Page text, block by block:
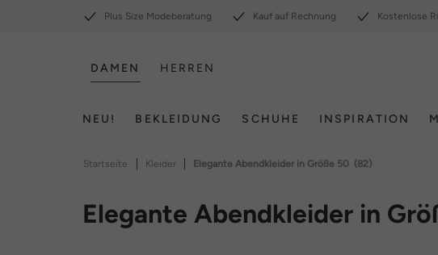
Plus Size Modeberatung Kauf auf Rechnung Kostenlose
DAMEN HERREN
NEU! BEKLEIDUNG SCHUHE INSPIRATION
Startseite | Kleider | Elegante Abendkleider in Größe 50 (82)
Elegante Abendkleider in